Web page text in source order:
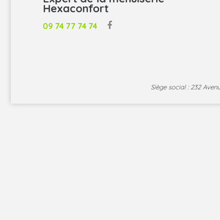
Hexaconfort
09 74 77 74 74
Siège social : 232